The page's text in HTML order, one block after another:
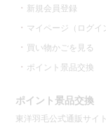
新規会員登録
マイページ（ログイ
買い物かごを見る
ポイント景品交換
ポイント景品交換
東洋羽毛公式通販サイ